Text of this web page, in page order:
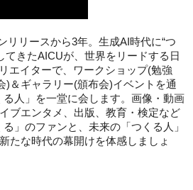
リリースから3年。生成AI時代に“つ
てきたAICUが、世界をリードする日
エイターで、ワークショップ(勉強
)＆ギャラリー(頒布会)イベントを通
る人」を一堂に会します。画像・動画
ブエンタメ、出版、教育・検定など
」のファンと、未来の「つくる人」
たな時代の幕開けを体感しましょ